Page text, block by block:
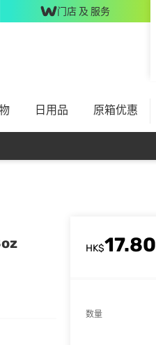
门店 及 服务
日用品 原箱优惠
HK$17.80
数量